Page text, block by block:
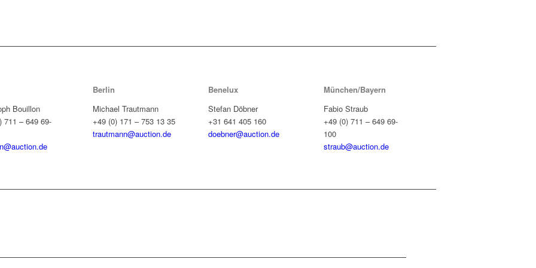
Bouillon
711 – 649 69-
Berlin
Michael Trautmann
+49 (0) 171 – 753 13 35
trautmann@auction.de
Benelux
Stefan Döbner
+31 641 405 160
doebner@auction.de
München/Bayern
Fabio Straub
+49 (0) 711 – 649 69-
100
straub@auction.de